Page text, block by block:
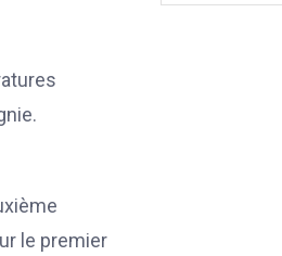
le premier